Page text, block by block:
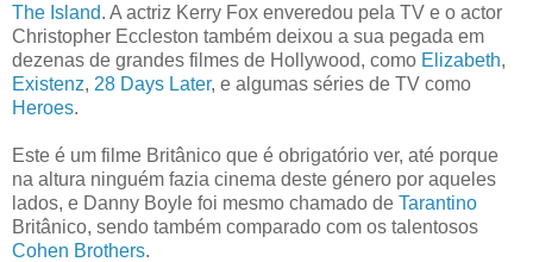
The Island. A actriz Kerry Fox enveredou pela TV e o actor
Christopher Eccleston também deixou a sua pegada em
dezenas de grandes filmes de Hollywood, como Elizabeth,
Existenz, 28 Days Later, e algumas séries de TV como
Heroes.
Este é um filme Britânico que é obrigatório ver, até porque
na altura ninguém fazia cinema deste género por aqueles
lados, e Danny Boyle foi mesmo chamado de Tarantino
Britânico, sendo também comparado com os talentosos
Cohen Brothers.